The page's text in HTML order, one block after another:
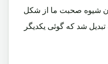
آن شیوه صحبت ما از شکل
شد که گوئی یکدیگر